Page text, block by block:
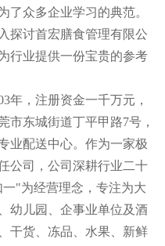
了众多企业学习的典范。
探讨首宏膳食管理有限公
行业提供一份宝贵的参考
年，注册资金一千万元，
市东城街道丁平甲路7号，
业配送中心。作为一家极
公司，公司深耕行业二十
"为经营理念，专注为大
幼儿园、企事业单位及酒
干货、冻品、水果、新鲜